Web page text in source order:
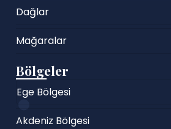
Dağlar
Mağaralar
Bölgeler
Ege Bölgesi
Akdeniz Bölgesi